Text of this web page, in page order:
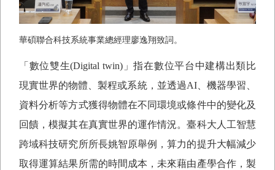
華碩聯合科技系統事業總經理廖逸翔致詞。
「數位雙生(Digital twin) 」指在數位平台中建構出類比
現實世界的物體、製程或系統，並透過AI、機器學習、
資料分析等方式獲得物體在不同環境或條件中的變化及
回饋，模擬其在真實世界的運作情況。臺科大人工智慧
跨域科技研究所所長姚智原舉例，算力的提升大幅減少
取得運算結果所需的時間成本，未來藉由產學合作，製